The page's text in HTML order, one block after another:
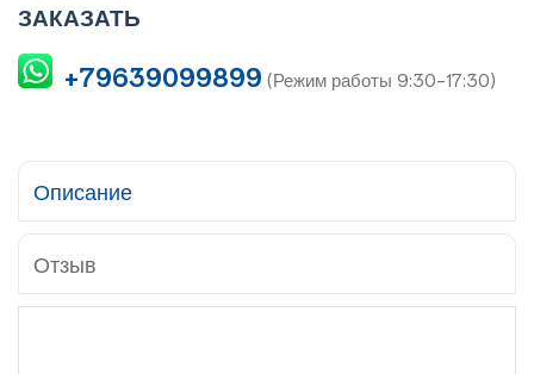
ЗАКАЗАТЬ
+79639099899 (Режим работы 9:30-17:30)
Описание
Отзыв